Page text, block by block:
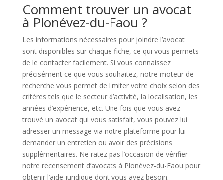
Comment trouver un avocat
à Plonévez-du-Faou ?
Les informations nécessaires pour joindre l’avocat
sont disponibles sur chaque fiche, ce qui vous permets
de le contacter facilement. Si vous connaissez
précisément ce que vous souhaitez, notre moteur de
recherche vous permet de limiter votre choix selon des
critères tels que le secteur d’activité, la localisation, les
années d’expérience, etc. Une fois que vous avez
trouvé un avocat qui vous satisfait, vous pouvez lui
adresser un message via notre plateforme pour lui
demander un entretien ou avoir des précisions
supplémentaires. Ne ratez pas l’occasion de vérifier
notre recensement d’avocats à Plonévez-du-Faou pour
obtenir l’aide juridique dont vous avez besoin.